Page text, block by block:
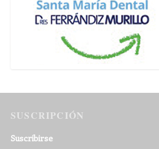
SUSCRIPCIÓN
Suscribirse